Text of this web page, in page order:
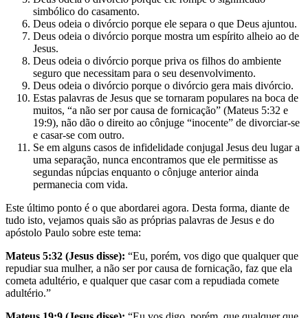
simbólico do casamento.
Deus odeia o divórcio porque ele separa o que Deus ajuntou.
Deus odeia o divórcio porque mostra um espírito alheio ao de
Jesus.
Deus odeia o divórcio porque priva os filhos do ambiente
seguro que necessitam para o seu desenvolvimento.
Deus odeia o divórcio porque o divórcio gera mais divórcio.
Estas palavras de Jesus que se tornaram populares na boca de
muitos, “a não ser por causa de fornicação” (Mateus 5:32 e
19:9), não dão o direito ao cônjuge “inocente” de divorciar-se
e casar-se com outro.
Se em alguns casos de infidelidade conjugal Jesus deu lugar a
uma separação, nunca encontramos que ele permitisse as
segundas núpcias enquanto o cônjuge anterior ainda
permanecia com vida.
Este último ponto é o que abordarei agora. Desta forma, diante de
tudo isto, vejamos quais são as próprias palavras de Jesus e do
apóstolo Paulo sobre este tema:
Mateus 5:32 (Jesus disse): “Eu, porém, vos digo que qualquer que
repudiar sua mulher, a não ser por causa de fornicação, faz que ela
cometa adultério, e qualquer que casar com a repudiada comete
adultério.”